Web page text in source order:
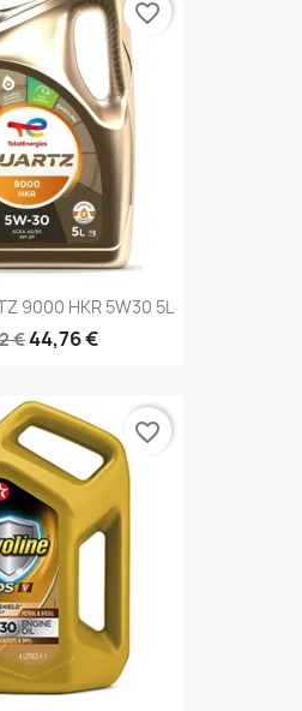
9000 HKR 5W30 5L
€44,76 €
favorite_border
favorite_border